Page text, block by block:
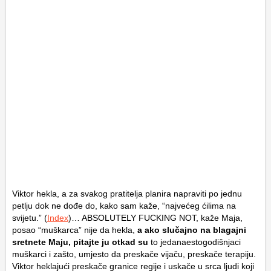
Viktor hekla, a za svakog pratitelja planira napraviti po jednu
petlju dok ne dođe do, kako sam kaže, “najvećeg ćilima na
svijetu.” (Index)… ABSOLUTELY FUCKING NOT, kaže Maja,
posao “muškarca” nije da hekla, a ako slučajno na blagajni
sretnete Maju, pitajte ju otkad su to jedanaestogodišnjaci
muškarci i zašto, umjesto da preskače vijaču, preskače terapiju.
Viktor heklajući preskače granice regije i uskače u srca ljudi koji